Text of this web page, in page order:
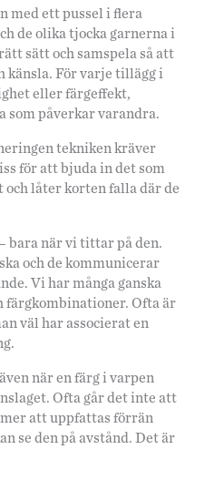
med ett pussel i flera
de olika tjocka garnerna i
sätt och samspela så att
känsla. För varje tillägg i
eller färgeffekt,
som påverkar varandra.
tekniken kräver
för att bjuda in det som
och låter korten falla där de
bara när vi tittar på den.
och de kommunicerar
Vi har många ganska
färgkombinationer. Ofta är
väl har associerat en
när en färg i varpen
Ofta går det inte att
att uppfattas förrän
se den på avstånd. Det är